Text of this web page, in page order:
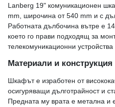
Lanberg 19" комуникационен
mm, широчина от 540 mm и с
Работната дълбочина вътре е
което го прави подходящ за
телекомуникационни
Материали и конструкция
Шкафът е изработен от
осигуряващи дълготрайност и
Предната му врата е метална и